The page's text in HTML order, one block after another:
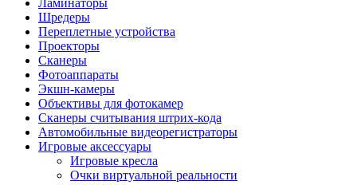
Ламинаторы
Шредеры
Переплетные устройства
Проекторы
Сканеры
Фотоаппараты
Экшн-камеры
Объективы для фотокамер
Сканеры считывания штрих-кода
Автомобильные видеорегистраторы
Игровые аксессуары
Игровые кресла
Очки виртуальной реальности